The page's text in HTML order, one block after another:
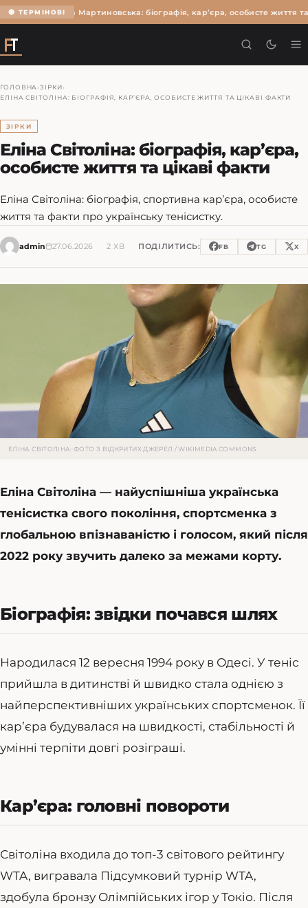
🔴 ТЕРМІНОВІОльга Мартиновська: біографія, кар’єра, особисте життя та
ГОЛОВНА ›ЗІРКИ›
ЕЛІНА СВІТОЛІНА: БІОГРАФІЯ, КАР’ЄРА, ОСОБИСТЕ ЖИТТЯ ТА ЦІКАВІ ФАКТИ
ЗІРКИ
Еліна Світоліна: біографія, кар’єра,
особисте життя та цікаві факти
Еліна Світоліна: біографія, спортивна кар’єра, особисте
життя та факти про українську тенісистку.
admin 27.06.2026 2 ХВ ПОДІЛИТИСЬ: FB TG X
ЕЛІНА СВІТОЛІНА: ФОТО З ВІДКРИТИХ ДЖЕРЕЛ / WIKIMEDIA COMMONS.
Еліна Світоліна — найуспішніша українська
тенісистка свого покоління, спортсменка з
глобальною впізнаваністю і голосом, який після
2022 року звучить далеко за межами корту.
Біографія: звідки почався шлях
Народилася 12 вересня 1994 року в Одесі. У теніс
прийшла в дитинстві й швидко стала однією з
найперспективніших українських спортсменок. Її
кар’єра будувалася на швидкості, стабільності й
умінні терпіти довгі розіграші.
Кар’єра: головні повороти
Світоліна входила до топ-3 світового рейтингу
WTA, вигравала Підсумковий турнір WTA,
здобула бронзу Олімпійських ігор у Токіо. Після